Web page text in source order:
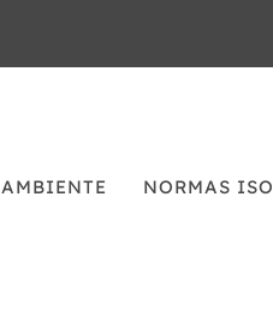
AMBIENTE NORMAS ISO